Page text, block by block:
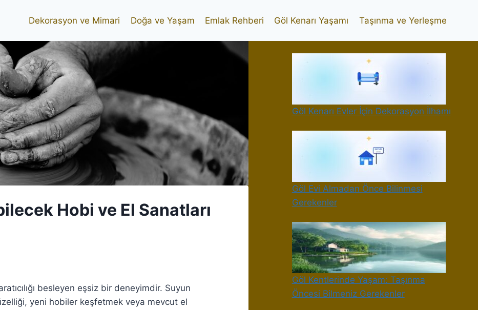
Dekorasyon ve Mimari Doğa ve Yaşam Emlak Rehberi Göl Kenarı Yaşamı Taşınma ve Yerleşme
Hobi ve El Sanatları
besleyen eşsiz bir deneyimdir. Suyun
yeni hobiler keşfetmek veya mevcut el
Göl Kenarı Evler İçin Dekorasyon İlhamı
Göl Evi Almadan Önce Bilinmesi
Gerekenler
Göl Kentlerinde Yaşam: Taşınma
Öncesi Bilmeniz Gerekenler